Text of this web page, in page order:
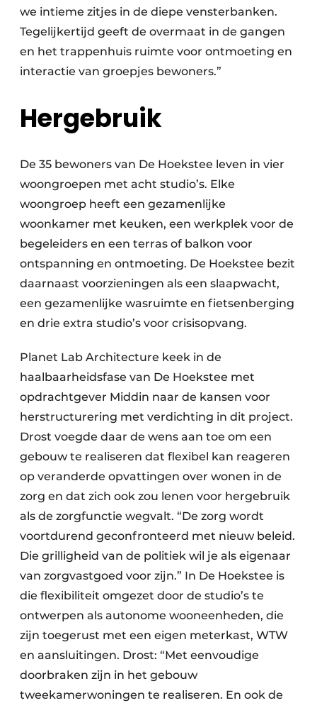
we intieme zitjes in de diepe vensterbanken.
Tegelijkertijd geeft de overmaat in de gangen
en het trappenhuis ruimte voor ontmoeting en
interactie van groepjes bewoners.”
Hergebruik
De 35 bewoners van De Hoekstee leven in vier
woongroepen met acht studio’s. Elke
woongroep heeft een gezamenlijke
woonkamer met keuken, een werkplek voor de
begeleiders en een terras of balkon voor
ontspanning en ontmoeting. De Hoekstee bezit
daarnaast voorzieningen als een slaapwacht,
een gezamenlijke wasruimte en fietsenberging
en drie extra studio’s voor crisisopvang.
Planet Lab Architecture keek in de
haalbaarheidsfase van De Hoekstee met
opdrachtgever Middin naar de kansen voor
herstructurering met verdichting in dit project.
Drost voegde daar de wens aan toe om een
gebouw te realiseren dat flexibel kan reageren
op veranderde opvattingen over wonen in de
zorg en dat zich ook zou lenen voor hergebruik
als de zorgfunctie wegvalt. “De zorg wordt
voortdurend geconfronteerd met nieuw beleid.
Die grilligheid van de politiek wil je als eigenaar
van zorgvastgoed voor zijn.” In De Hoekstee is
die flexibiliteit omgezet door de studio’s te
ontwerpen als autonome wooneenheden, die
zijn toegerust met een eigen meterkast, WTW
en aansluitingen. Drost: “Met eenvoudige
doorbraken zijn in het gebouw
tweekamerwoningen te realiseren. En ook de